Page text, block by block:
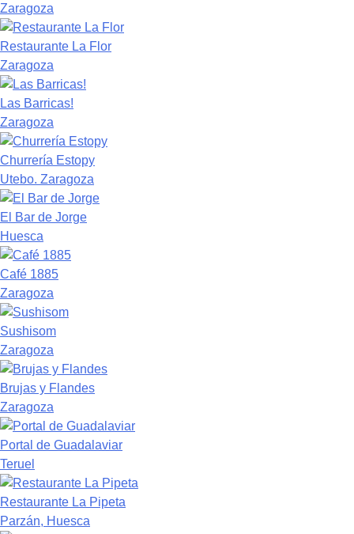
Zaragoza
Restaurante La Flor
Zaragoza
Las Barricas!
Zaragoza
Churrería Estopy
Utebo. Zaragoza
El Bar de Jorge
Huesca
Café 1885
Zaragoza
Sushisom
Zaragoza
Brujas y Flandes
Zaragoza
Portal de Guadalaviar
Teruel
Restaurante La Pipeta
Parzán, Huesca